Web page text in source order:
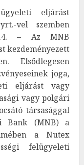
eljárást
vel szemben
– Az MNB
kezdeményezett
Elsődlegesen
joga,
eljárást vagy
vagy polgári
társasággal
Bank (MNB) a
a Nutex
felügyeleti